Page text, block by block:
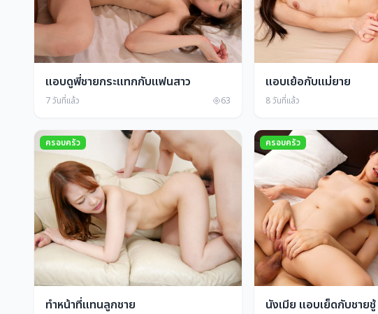
แอบดูพี่ชายกระแทกกับแฟนสาว
7 วันที่แล้ว 63
แอบเย้อกับแม่ยาย
8 วันที่แล้ว
ครอบครัว
ทำหน้าที่แทนลูกชาย
ครอบครัว
นังเมีย แอบเย็ดกับชายชู้